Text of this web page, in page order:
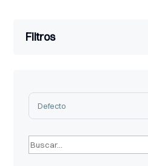
Filtros
Sort Products